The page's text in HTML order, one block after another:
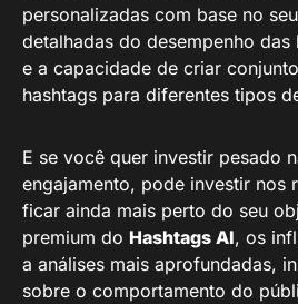
personalizadas com base no
detalhadas do desempenho das
e a capacidade de criar
hashtags para diferentes tipos
E se você quer investir pesado
engajamento, pode investir nos
ficar ainda mais perto do seu
premium do Hashtags AI, os
a análises mais aprofundadas,
sobre o comportamento do